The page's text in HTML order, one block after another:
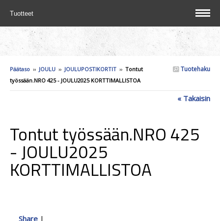
Tuotteet
Tuotehaku
Päätaso ›› JOULU ›› JOULUPOSTIKORTIT ›› Tontut
työssään.NRO 425 - JOULU2025 KORTTIMALLISTOA
« Takaisin
Tontut työssään.NRO 425
- JOULU2025
KORTTIMALLISTOA
Share |